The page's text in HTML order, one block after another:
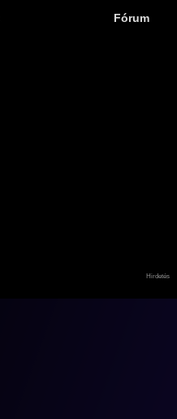
Fórum